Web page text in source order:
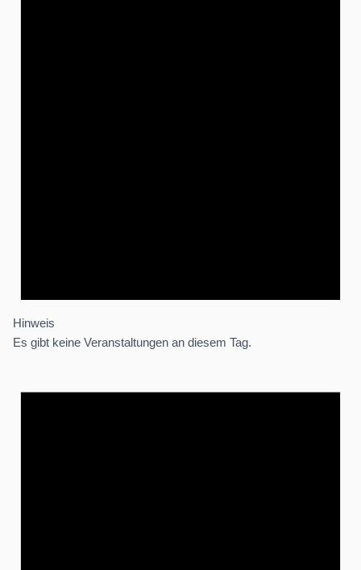
Hinweis
Es gibt keine Veranstaltungen an diesem Tag.